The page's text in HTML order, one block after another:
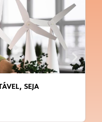
SEJA